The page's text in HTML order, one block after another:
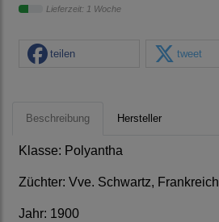
Lieferzeit: 1 Woche
teilen tweet
Beschreibung Hersteller
Klasse: Polyantha
Züchter: Vve. Schwartz, Frankreich
Jahr: 1900